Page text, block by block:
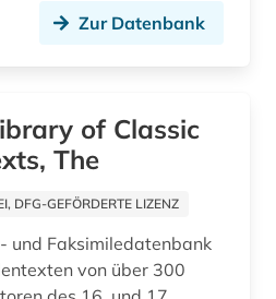
bibliographische quellen (1)
bibliotheksgeschichte (1)
bibliotheksgeschichte (1)
Zur Datenbank
of Classic
The
DFG-GEFÖRDERTE LIZENZ
und Faksimiledatenbank
von über 300